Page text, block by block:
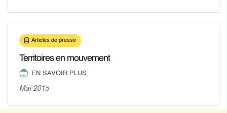
Articles de presse
Territoires en mouvement
EN SAVOIR PLUS
Mai 2015